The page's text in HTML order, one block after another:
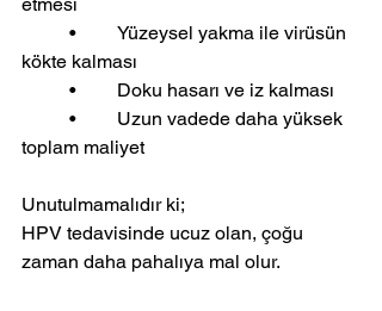
kökte kalması
	•	Doku hasarı ve iz kalması
toplam maliyet
Unutulmamalıdır ki;
HPV tedavisinde ucuz olan, çoğu
zaman daha pahalıya mal olur.